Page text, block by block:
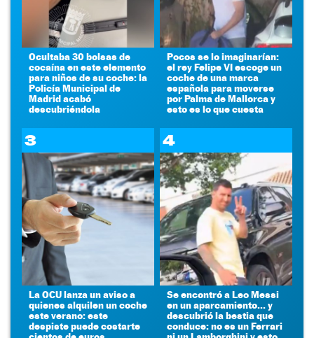
Ocultaba 30 bolsas de
cocaína en este elemento
para niños de su coche: la
Policía Municipal de
Madrid acabó
descubriéndola
Pocos se lo imaginarían:
el rey Felipe VI escoge un
coche de una marca
española para moverse
por Palma de Mallorca y
esto es lo que cuesta
3
La OCU lanza un aviso a
quienes alquilen un coche
este verano: este
despiste puede costarte
4
Se encontró a Leo Messi
en un aparcamiento... y
descubrió la bestia que
conduce: no es un Ferrari